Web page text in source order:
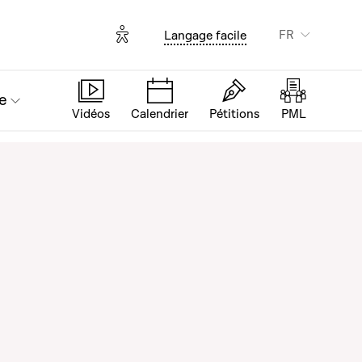
Options d'accessibilité
Langage facile FR
Vidéos Calendrier Pétitions PML